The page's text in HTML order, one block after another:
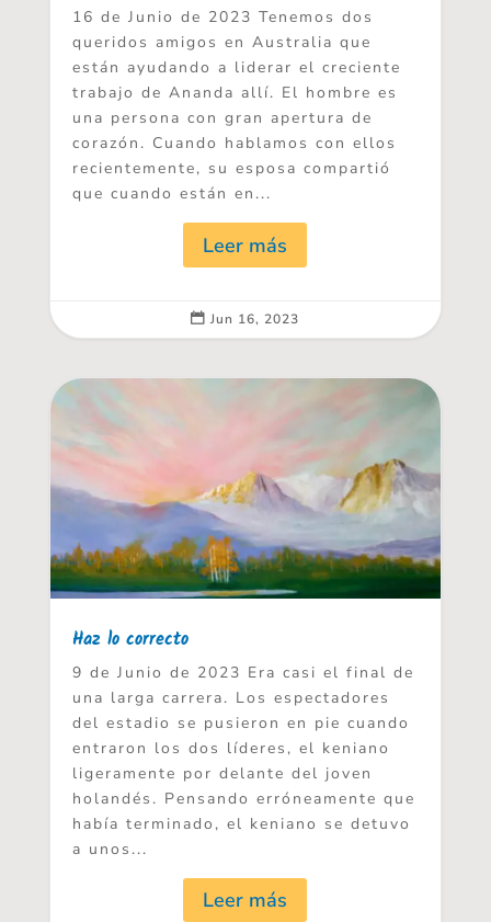
16 de Junio de 2023 Tenemos dos
queridos amigos en Australia que
están ayudando a liderar el creciente
trabajo de Ananda allí. El hombre es
una persona con gran apertura de
corazón. Cuando hablamos con ellos
recientemente, su esposa compartió
que cuando están en...
Leer más
 Jun 16, 2023
Haz lo correcto
9 de Junio de 2023 Era casi el final de
una larga carrera. Los espectadores
del estadio se pusieron en pie cuando
entraron los dos líderes, el keniano
ligeramente por delante del joven
holandés. Pensando erróneamente que
había terminado, el keniano se detuvo
a unos...
Leer más